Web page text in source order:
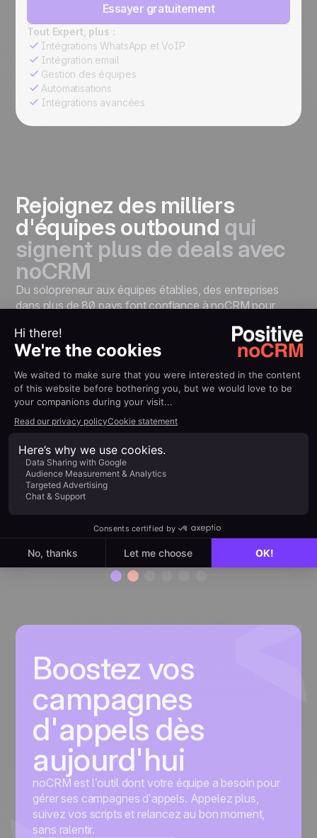
Essayer gratuitement
Tout Expert, plus :
Intégrations WhatsApp et VoIP
Intégration email
Gestion des équipes
Automatisations
Intégrations avancées
Rejoignez des milliers
d'équipes outbound qui
signent plus de deals avec
noCRM
Du solopreneur aux équipes établies, des entreprises
dans plus de 80 pays font confiance à noCRM pour
croissance.
Logiciel flexible et à faible
coût
J'utilise noCRM depuis plusieurs années.
passé, et j'ai décidé de changer car j'ai aimé
la flexibilité du logiciel ce qui me permet de
configurer le tout selon mon offre de service.
Yann Nguyen
Président et New Business Developer,
AssureXpress
Boostez vos
campagnes
d'appels dès
aujourd'hui
noCRM est l’outil dont votre équipe a besoin pour
gérer ses campagnes d’appels. Appelez plus,
suivez vos scripts et relancez au bon moment,
sans ralentir.